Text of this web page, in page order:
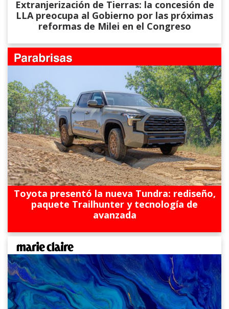
Extranjerización de Tierras: la concesión de
LLA preocupa al Gobierno por las próximas
reformas de Milei en el Congreso
Toyota presentó la nueva Tundra: rediseño,
paquete Trailhunter y tecnología de
avanzada